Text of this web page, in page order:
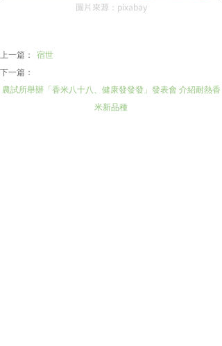
圖片來源：pixabay
上一篇：
宿世
下一篇：
農試所舉辦「香米八十八、健康發發發」發表會 介紹耐熱香
米新品種